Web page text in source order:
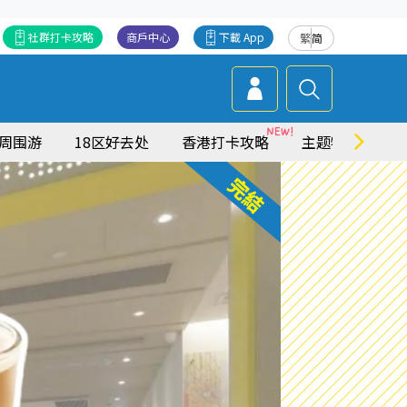
繁简
下載 App
商戶中心
社群打卡攻略
围游 18区好去处 香港打卡攻略 主题特集